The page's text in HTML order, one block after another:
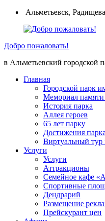
Перейти
содержимому
Альметьевск,
Добро пожаловать!
в Альметьевский городской
Главная
Городской парк
Мемориал
История парка
Аллея героев
65 лет парку
Достижения парка
Виртуальный тур
Услуги
Услуги
Аттракционы
Семейное кафе
Спортивные
Дендрарий
Размещение
Прейскурант цен